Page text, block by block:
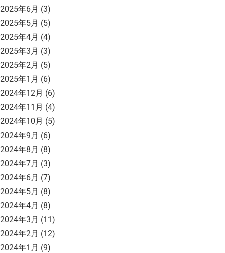
2025年6月 (3)
2025年5月 (5)
2025年4月 (4)
2025年3月 (3)
2025年2月 (5)
2025年1月 (6)
2024年12月 (6)
2024年11月 (4)
2024年10月 (5)
2024年9月 (6)
2024年8月 (8)
2024年7月 (3)
2024年6月 (7)
2024年5月 (8)
2024年4月 (8)
2024年3月 (11)
2024年2月 (12)
2024年1月 (9)